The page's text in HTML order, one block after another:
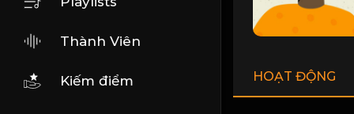
Thành Viên
Kiếm điểm HOẠT ĐỘNG